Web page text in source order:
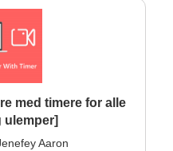
med timere for alle
ulemper]
Aaron